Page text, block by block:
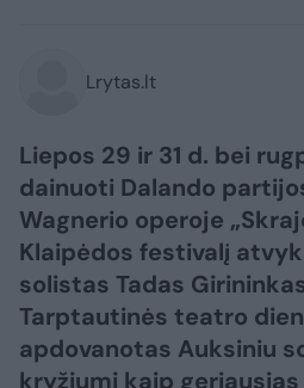
Lrytas.lt
Liepos 29 ir 31 d. bei
dainuoti Dalando
Wagnerio operoje
Klaipėdos festivalį
solistas Tadas
Tarptautinės teatro
apdovanotas Auksiniu
kryžiumi kaip